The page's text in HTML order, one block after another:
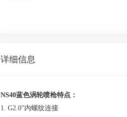
详细信息
NS40蓝色涡轮喷枪特点：
1. G2.0”内螺纹连接